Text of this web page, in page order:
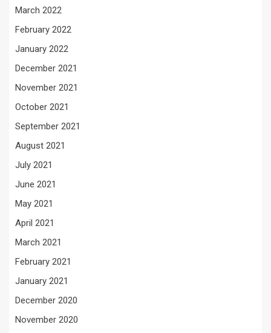
March 2022
February 2022
January 2022
December 2021
November 2021
October 2021
September 2021
August 2021
July 2021
June 2021
May 2021
April 2021
March 2021
February 2021
January 2021
December 2020
November 2020